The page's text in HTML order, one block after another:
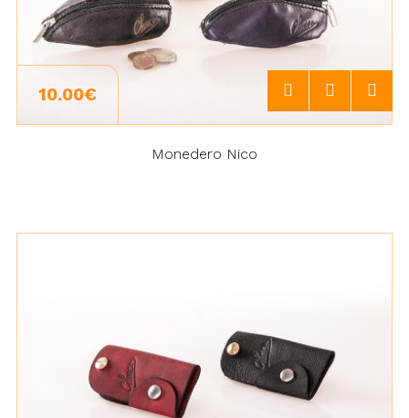
10.00€
Monedero Nico